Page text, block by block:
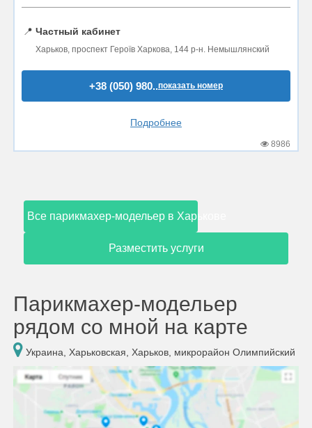
📍 Частный кабинет
Харьков, проспект Героїв Харкова, 144 р-н. Немышлянский
+38 (050) 980..показать номер
Подробнее
8986
Все парикмахер-модельер в Харькове
Разместить услуги
Парикмахер-модельер
рядом со мной на карте
Украина, Харьковская, Харьков, микрорайон Олимпийский